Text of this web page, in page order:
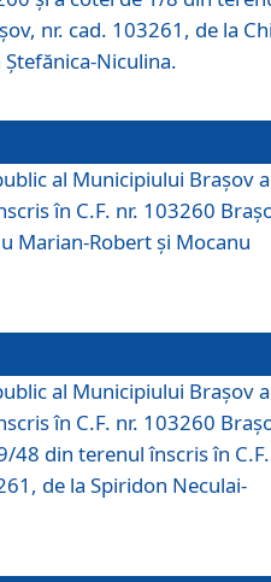
nr. cad. 103261, de la
Niculina.
al Municipiului Braşov a
în C.F. nr. 103260
Marian-Robert și Mocanu
al Municipiului Braşov a
în C.F. nr. 103260
48 din terenul înscris în
de la Spiridon Neculai-